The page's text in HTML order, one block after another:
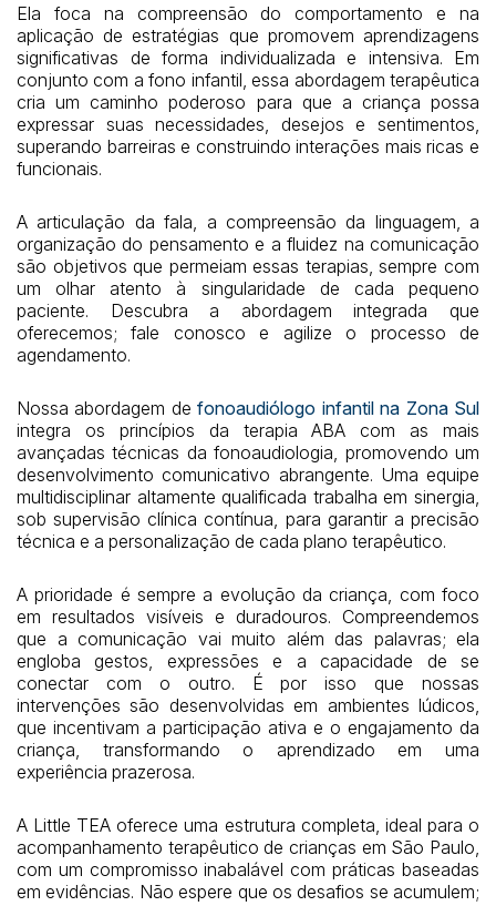
Ela foca na compreensão do comportamento e na
aplicação de estratégias que promovem aprendizagens
significativas de forma individualizada e intensiva. Em
conjunto com a fono infantil, essa abordagem terapêutica
cria um caminho poderoso para que a criança possa
expressar suas necessidades, desejos e sentimentos,
superando barreiras e construindo interações mais ricas e
funcionais.
A articulação da fala, a compreensão da linguagem, a
organização do pensamento e a fluidez na comunicação
são objetivos que permeiam essas terapias, sempre com
um olhar atento à singularidade de cada pequeno
paciente. Descubra a abordagem integrada que
oferecemos; fale conosco e agilize o processo de
agendamento.
Nossa abordagem defonoaudiólogo infantil na Zona Sul
integra os princípios da terapia ABA com as mais
avançadas técnicas da fonoaudiologia, promovendo um
desenvolvimento comunicativo abrangente. Uma equipe
multidisciplinar altamente qualificada trabalha em sinergia,
sob supervisão clínica contínua, para garantir a precisão
técnica e a personalização de cada plano terapêutico.
A prioridade é sempre a evolução da criança, com foco
em resultados visíveis e duradouros. Compreendemos
que a comunicação vai muito além das palavras; ela
engloba gestos, expressões e a capacidade de se
conectar com o outro. É por isso que nossas
intervenções são desenvolvidas em ambientes lúdicos,
que incentivam a participação ativa e o engajamento da
criança, transformando o aprendizado em uma
experiência prazerosa.
A Little TEA oferece uma estrutura completa, ideal para o
acompanhamento terapêutico de crianças em São Paulo,
com um compromisso inabalável com práticas baseadas
em evidências. Não espere que os desafios se acumulem;